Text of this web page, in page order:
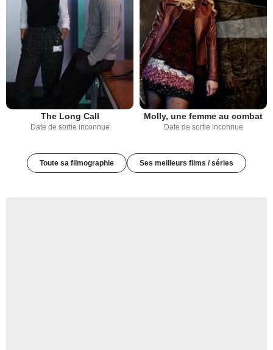
The Long Call
Date de sortie inconnue
Molly, une femme au combat
Date de sortie inconnue
Toute sa filmographie Ses meilleurs films / séries